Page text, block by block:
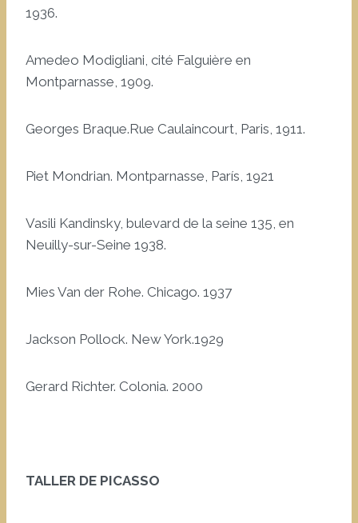
1936.
Amedeo Modigliani, cité Falguière en
Montparnasse, 1909.
Georges Braque.Rue Caulaincourt, Paris, 1911.
Piet Mondrian. Montparnasse, París, 1921
Vasili Kandinsky, bulevard de la seine 135, en
Neuilly-sur-Seine 1938.
Mies Van der Rohe. Chicago. 1937
Jackson Pollock. New York.1929
Gerard Richter. Colonia. 2000
TALLER DE PICASSO